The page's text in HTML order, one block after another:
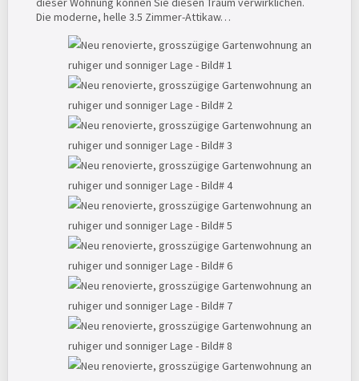
Die moderne, helle 3.5 Zimmer-Attikaw…